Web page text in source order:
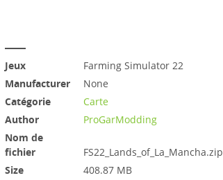
Jeux
Farming Simulator 22
Manufacturer
None
Catégorie
Carte
Author
ProGarModding
Nom de
fichier
FS22_Lands_of_La_Mancha.zip
Size
408.87 MB